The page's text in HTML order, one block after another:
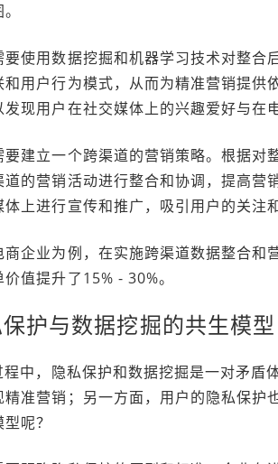
要使用数据挖掘和机器学习技术对整
和用户行为模式，从而为精准营销提
现用户在社交媒体上的兴趣爱好与在
要建立一个跨渠道的营销策略。根据
道的营销活动进行整合和协调，提高
上进行宣传和推广，吸引用户的关注
商企业为例，在实施跨渠道数据整合
值提升了15% - 30%。
护与数据挖掘的共生模型
中，隐私保护和数据挖掘是一对矛盾
精准营销；另一方面，用户的隐私保
呢？